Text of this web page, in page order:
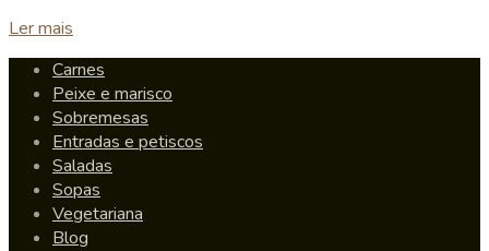
Ler mais
Carnes
Peixe e marisco
Sobremesas
Entradas e petiscos
Saladas
Sopas
Vegetariana
Blog